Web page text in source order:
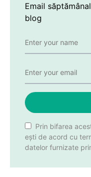
Email
blog
Prin bifarea
ești de acord cu
datelor furnizate